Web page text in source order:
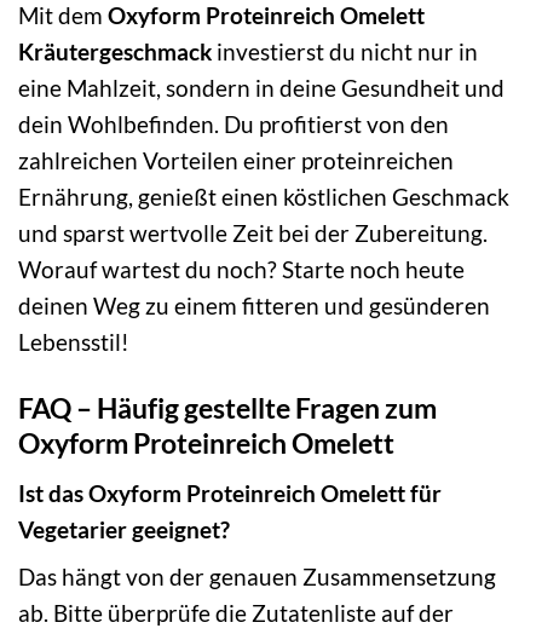
Mit dem Oxyform Proteinreich Omelett
Kräutergeschmack investierst du nicht nur in
eine Mahlzeit, sondern in deine Gesundheit und
dein Wohlbefinden. Du profitierst von den
zahlreichen Vorteilen einer proteinreichen
Ernährung, genießt einen köstlichen Geschmack
und sparst wertvolle Zeit bei der Zubereitung.
Worauf wartest du noch? Starte noch heute
deinen Weg zu einem fitteren und gesünderen
Lebensstil!
FAQ – Häufig gestellte Fragen zum
Oxyform Proteinreich Omelett
Ist das Oxyform Proteinreich Omelett für
Vegetarier geeignet?
Das hängt von der genauen Zusammensetzung
ab. Bitte überprüfe die Zutatenliste auf der